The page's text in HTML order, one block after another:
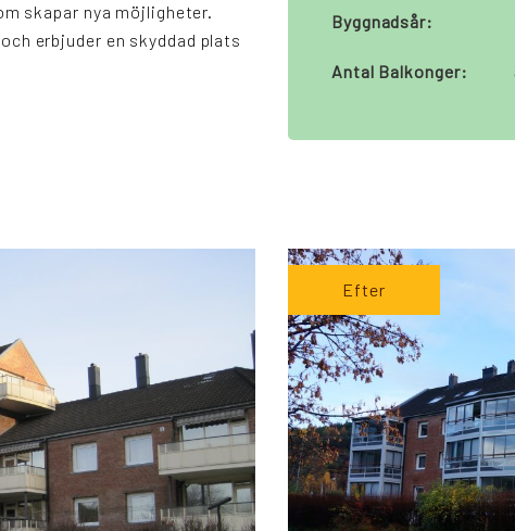
skapar nya möjligheter.
erbjuder en skyddad plats
Byggnadsår:
Antal Balkonger:
Efter